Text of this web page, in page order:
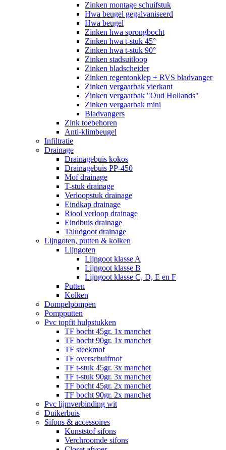
Zinken montage schuifstuk
Hwa beugel gegalvaniseerd
Hwa beugel
Zinken hwa sprongbocht
Zinken hwa t-stuk 45°
Zinken hwa t-stuk 90°
Zinken stadsuitloop
Zinken bladscheider
Zinken regentonklep + RVS bladvanger
Zinken vergaarbak vierkant
Zinken vergaarbak "Oud Hollands"
Zinken vergaarbak mini
Bladvangers
Zink toebehoren
Anti-klimbeugel
Infiltratie
Drainage
Drainagebuis kokos
Drainagebuis PP-450
Mof drainage
T-stuk drainage
Verloopstuk drainage
Eindkap drainage
Riool verloop drainage
Eindbuis drainage
Taludgoot drainage
Lijngoten, putten & kolken
Lijngoten
Lijngoot klasse A
Lijngoot klasse B
Lijngoot klasse C, D, E en F
Putten
Kolken
Dompelpompen
Pompputten
Pvc topfit hulpstukken
TF bocht 45gr. 1x manchet
TF bocht 90gr. 1x manchet
TF steekmof
TF overschuifmof
TF t-stuk 45gr. 3x manchet
TF t-stuk 90gr. 3x manchet
TF bocht 45gr. 2x manchet
TF bocht 90gr. 2x manchet
Pvc lijmverbinding wit
Duikerbuis
Sifons & accessoires
Kunststof sifons
Verchroomde sifons